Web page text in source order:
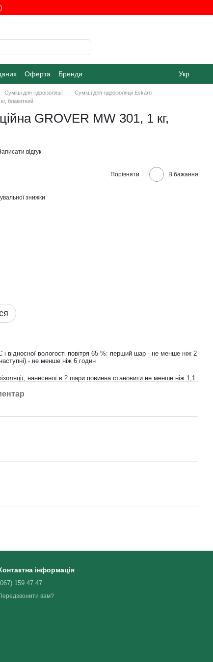
Оферта Бренди Укр
Суміші для гідроізоляції
Суміші для гідроізоляції Eskaro
блакитний
GROVER MW 301, 1 кг,
відгук
Порівняти В бажання
знижки
відносної вологості повітря 65 %: перший шар - не менше ніж 2
- не менше ніж 6 годин
нанесеної в 2 шари повинна становити не менше ніж 1,1
інформація
159 47 47
вам?